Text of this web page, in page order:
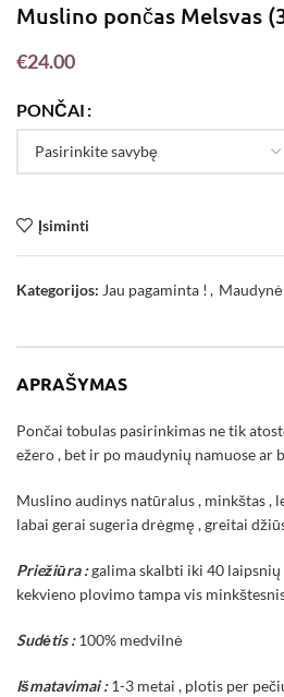
Muslino pončas Melsvas
€24.00
PONČAI
Įsiminti
Kategorijos: Jau pagaminta ! ,
APRAŠYMAS
Pončai tobulas pasirinkimas ne tik
ežero , bet ir po maudynių namuose ar
Muslino audinys natūralus , minkštas ,
labai gerai sugeria drėgmę , greitai
Priežiūra :galima skalbti iki 40
kekvieno plovimo tampa vis
Sudėtis : 100% medvilnė
Išmatavimai : 1-3 metai , plotis per